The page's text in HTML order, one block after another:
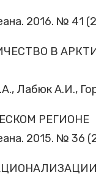
2016. № 41
В
Лабюк А.И.,
РЕГИОНЕ
2015. № 36